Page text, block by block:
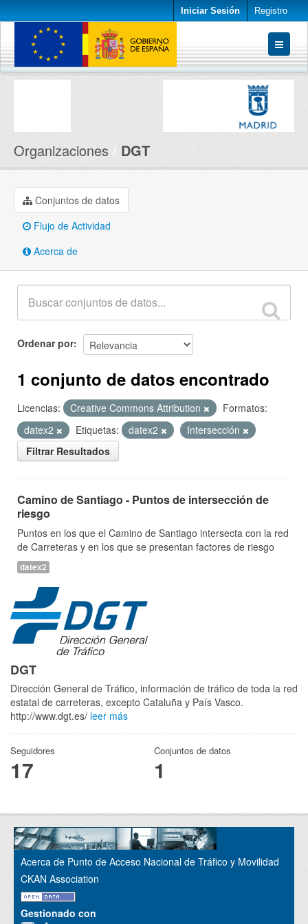
Iniciar Sesión Registro
Conjuntos de datos
Organizaciones DGT
Conjuntos de datos
Flujo de Actividad
Acerca de
Ordenar por
1 conjunto de datos encontrado
Licencias: Creative Commons Attribution
Formatos:
datex2
Etiquetas: datex2
Intersección
Filtrar Resultados
Camino de Santiago - Puntos de intersección de
riesgo
Puntos en los que el Camino de Santiago intersecta con la red
de Carreteras y en los que se presentan factores de riesgo
datex2
DGT
Dirección General de Tráfico, información de tráfico de toda la red
estatal de carreteras, excepto Cataluña y País Vasco.
http://www.dgt.es/ leer más
Seguidores
17
Conjuntos de datos
1
Acerca de Punto de Acceso Nacional de Tráfico y Movilidad
CKAN Association
Gestionado con